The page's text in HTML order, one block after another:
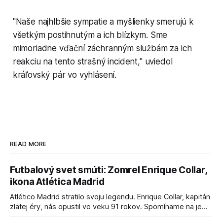
"Naše najhlbšie sympatie a myšlienky smerujú k
všetkým postihnutým a ich blízkym. Sme
mimoriadne vďační záchranným službám za ich
reakciu na tento strašný incident," uviedol
kráľovský pár vo vyhlásení.
READ MORE
Futbalový svet smúti: Zomrel Enrique Collar,
ikona Atlética Madrid
Atlético Madrid stratilo svoju legendu. Enrique Collar, kapitán
zlatej éry, nás opustil vo veku 91 rokov. Spomíname na jeho